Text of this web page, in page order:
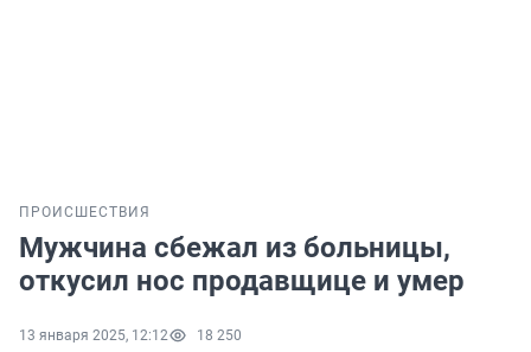
ПРОИСШЕСТВИЯ
Мужчина сбежал из больницы,
откусил нос продавщице и умер
13 января 2025, 12:12 18 250